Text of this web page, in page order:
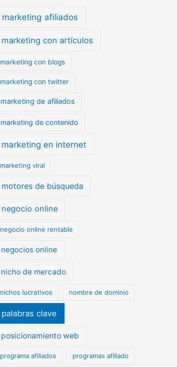
marketing afiliados
marketing con artículos
marketing con blogs
marketing con twitter
marketing de afiliados
marketing de contenido
marketing en internet
marketing viral
motores de búsqueda
negocio online
negocio online rentable
negocios online
nicho de mercado
nichos lucrativos nombre de dominio
palabras clave
posicionamiento web
programa afiliados programas afiliado